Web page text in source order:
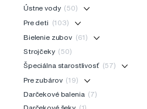
Ústne vody (50)
Pre deti
(103)
Bielenie zubov (61)
Strojčeky (50)
Špeciálna starostlivosť (57)
Pre zubárov (19)
Darčekové balenia (7)